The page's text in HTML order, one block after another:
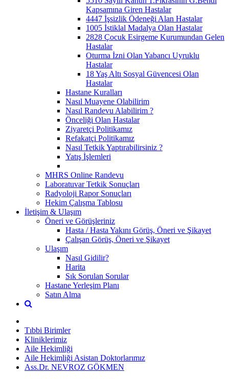
Kapsamına Giren Hastalar
4447 İşsizlik Ödeneği Alan Hastalar
1005 İstiklal Madalya Olan Hastalar
2828 Çocuk Esirgeme Kurumundan Gelen
Hastalar
Oturma İzni Olan Yabancı Uyruklu
Hastalar
18 Yaş Altı Sosyal Güvencesi Olan
Hastalar
Hastane Kuralları
Nasıl Muayene Olabilirim
Nasıl Randevu Alabilirim ?
Önceliği Olan Hastalar
Ziyaretçi Politikamız
Refakatçi Politikamız
Nasıl Tetkik Yaptırabilirsiniz ?
Yatış İşlemleri
MHRS Online Randevu
Laboratuvar Tetkik Sonuçları
Radyoloji Rapor Sonuçları
Hekim Çalışma Tablosu
İletişim & Ulaşım
Öneri ve Görüşleriniz
Hasta / Hasta Yakını Görüş, Öneri ve Şikayet
Çalışan Görüş, Öneri ve Şikayet
Ulaşım
Nasıl Gidilir?
Harita
Sık Sorulan Sorular
Hastane Yerleşim Planı
Satın Alma
Tıbbi Birimler
Kliniklerimiz
Aile Hekimliği
Aile Hekimliği Asistan Doktorlarımız
Ass.Dr. NEVROZ GÖKMEN